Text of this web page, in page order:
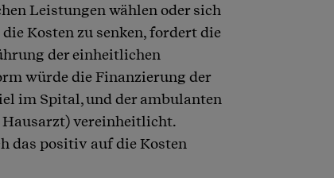
Leistungen wählen oder sich
Kosten zu senken, fordert die
der einheitlichen
würde die Finanzierung der
im Spital, und der ambulanten
Hausarzt) vereinheitlicht.
das positiv auf die Kosten